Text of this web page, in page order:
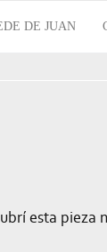
DE JUAN
esta pieza